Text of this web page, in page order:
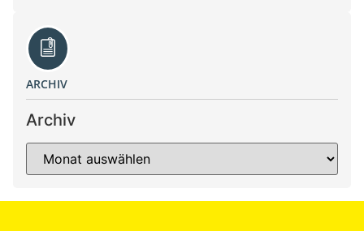
ARCHIV
Archiv